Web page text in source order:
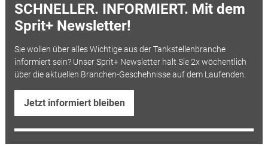
SCHNELLER. INFORMIERT. Mit dem
Sprit+ Newsletter!
Sie wollen über alles Wichtige aus der Tankstellenbranche
informiert sein? Unser Sprit+ Newsletter hält Sie 2x wöchentlich
über die aktuellen Branchen-Geschehnisse auf dem Laufenden.
Jetzt informiert bleiben